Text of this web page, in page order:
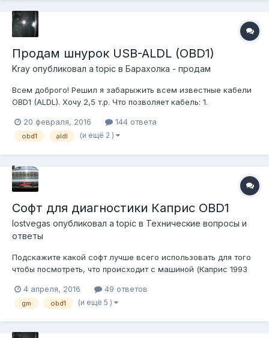
Продам шнурок USB-ALDL (OBD1)
Kray опубликовал a topic в Барахолка - продам
Всем доброго! Решил я забарыжить всем известные кабели
OBD1 (ALDL). Хочу 2,5 т.р. Что позволяет кабель: 1.
производства 82...95гг. получать скан ошибок мозга и их
сброс. 3. Для авто производства 82...95гг. получать в
20 февраля, 2016 144 ответа
obd1 aldl (и ещё 2 )
Софт для диагностики Каприс OBD1
lostvegas опубликовал a topic в Технические вопросы и
ответы
Подскажите какой софт лучше всего использовать для того
чтобы посмотреть, что происходит с машиной (Каприс 1993
не пойму что и как, пробовал смотреть tutorial на ютюбе -
легче не стало
4 апреля, 2016 49 ответов
gm obd1 (и ещё 5 )